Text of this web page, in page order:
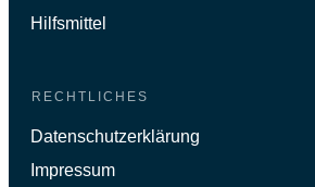
Hilfsmittel
RECHTLICHES
Datenschutzerklärung
Impressum